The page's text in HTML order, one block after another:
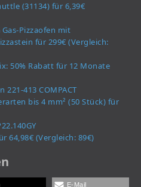
(31134) für 6,39€
Pizzaofen mit
für 299€ (Vergleich:
50% Rabatt für 12 Monate
221-413 COMPACT
bis 4 mm² (50 Stück) für
64,98€ (Vergleich: 89€)
E-Mail